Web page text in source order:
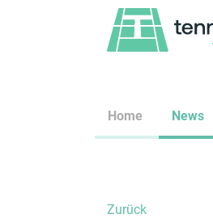
Home News
Zurück